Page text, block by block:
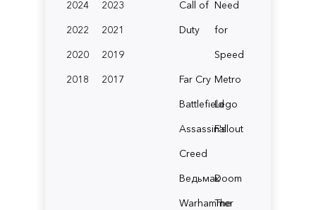
2024
2023
2022
2021
2020
2019
2018
2017
Call of
Duty
Need
for
Speed
Far Cry Metro
BattlefieldLego
Assassin's
Creed
Fallout
ВедьмакDoom
Warhammer
The